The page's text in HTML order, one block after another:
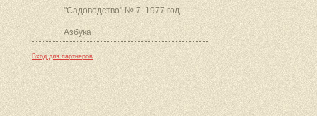
"Садоводство" № 7, 1977 год.
Азбука
Вход для партнеров